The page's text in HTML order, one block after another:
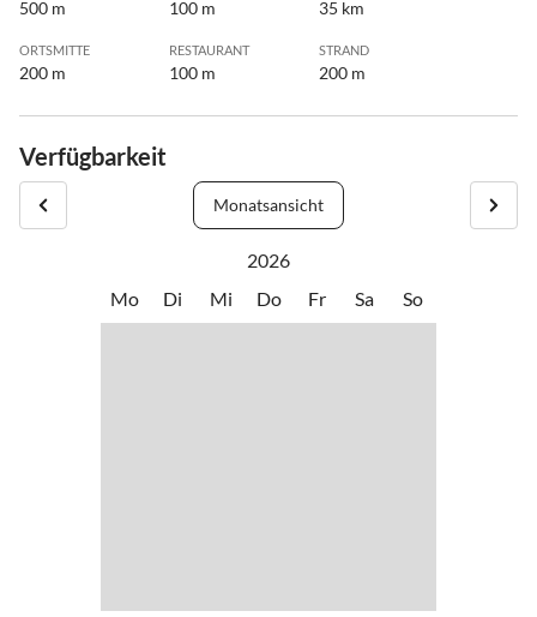
500 m 100 m 35 km
ORTSMITTE
200 m
RESTAURANT
100 m
STRAND
200 m
Verfügbarkeit
Monatsansicht
2026
Mo
Di Mi Do Fr Sa So